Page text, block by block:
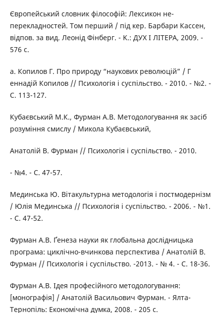
Європейський словник філософій: Лексикон не-
перекладностей. Том перший / під кер. Барбари Кассен,
відпов. за вид. Леонід Фінберг. - K.: ДУХ І ЛІТЕРА, 2009. -
576 с.
а. Копилов Г. Про природу “наукових революцій” / Г
еннадій Копилов // Психологія і суспільство. - 2010. - №2. -
С. 113-127.
Кубаєвський М.К., Фурман А.В. Методологування як засіб
розуміння смислу / Микола Кубаєвський,
Анатолій В. Фурман // Психологія і суспільство. - 2010.
- №4. - C. 47-57.
Мединська Ю. Вітакультурна методологія і постмодернізм
/ Юлія Мединська // Психологія і суспільство. - 2006. - №1.
- C. 47-52.
Фурман A.B. Ґенеза науки як глобальна дослідницька
програма: циклічно-вчинкова перспектива / Анатолій В.
Фурман // Психологія і суспільство. -2013. - № 4. - C. 18-36.
Фурман A.B. Ідея професійного методологування:
[монографія] / Анатолій Васильович Фурман. - Ялта-
Тернопіль: Економічна думка, 2008. - 205 с.